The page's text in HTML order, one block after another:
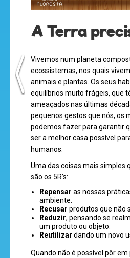
A Terra
Vivemos num planeta
ecossistemas, nos quais
animais e plantas. Os seus
equilíbrios muito frágeis, que
ameaçados nas últimas
pequenos gestos que nós, os
podemos fazer para garantir
ser a melhor casa possível
humanos.
Uma das coisas mais simples
são os 5R’s:
Repensar as nossas
ambiente.
Recusar produtos que não
Reduzir, pensando se
um produto ou objeto.
Reutilizar dando um novo
Quando não é possível pôr